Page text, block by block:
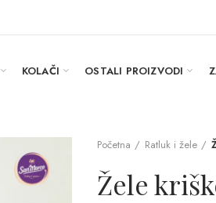
KOLAČI OSTALI PROIZVODI
Početna Ratluk i žele
Žele